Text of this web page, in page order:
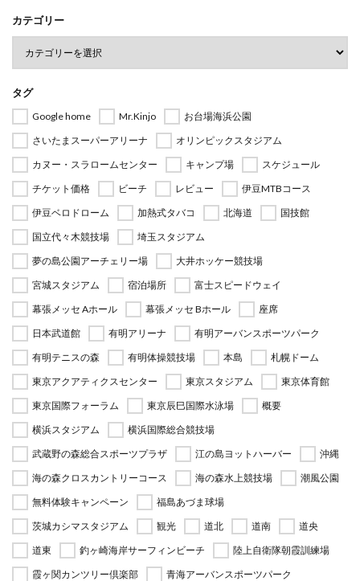
カテゴリー
タグ
Google home Mr.Kinjo
お台場海浜公園
さいたまスーパーアリーナ
オリンピックスタジアム
カヌー・スラロームセンター
キャンプ場
スケジュール
チケット価格
ビーチ レビュー
伊豆MTBコース
伊豆ベロドローム
加熱式タバコ 北海道
国技館
国立代々木競技場
埼玉スタジアム
夢の島公園アーチェリー場
大井ホッケー競技場
宮城スタジアム
宿泊場所
富士スピードウェイ
幕張メッセ Aホール
幕張メッセ Bホール
座席
日本武道館
有明アリーナ
有明アーバンスポーツパーク
有明テニスの森
有明体操競技場 本島
札幌ドーム
東京アクアティクスセンター
東京スタジアム
東京体育館
東京国際フォーラム
東京辰巳国際水泳場
概要
横浜スタジアム
横浜国際総合競技場
武蔵野の森総合スポーツプラザ
江の島ヨットハーバー
沖縄
海の森クロスカントリーコース
海の森水上競技場
潮風公園
無料体験キャンペーン
福島あづま球場
茨城カシマスタジアム
観光 道北 道南
道央
道東
釣ヶ崎海岸サーフィンビーチ
陸上自衛隊朝霞訓練場
霞ヶ関カンツリー倶楽部
青海アーバンスポーツパーク